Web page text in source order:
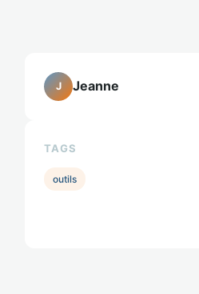
J Jeanne
TAGS
outils